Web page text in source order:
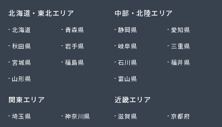
山二ガス株式会社 坂戸営業所
市川石油株式会社
市川燃料店
小久保商店
小原住設株式会社
小森谷燃料店
小池化学株式会社さいたま
北海道・東北エリア
北海道
青森県
秋田県
岩手県
宮城県
福島県
山形県
関東エリア
埼玉県
神奈川県
中部・北陸エリア
静岡県
愛知県
岐阜県
三重県
石川県
福井県
富山県
近畿エリア
滋賀県
京都府